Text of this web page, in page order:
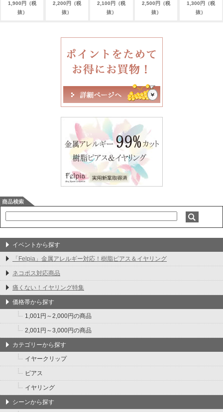
1,900円（税
抜）
2,200円（税
抜）
2,100円（税
抜）
2,500円（税
抜）
1,300円（税
抜）
イベントから探す
「Felpia」金属アレルギー対応！樹脂ピアス＆イヤリング
ネコポス対応商品
痛くない！イヤリング特集
価格帯から探す
1,001円～2,000円の商品
2,001円～3,000円の商品
カテゴリーから探す
イヤークリップ
ピアス
イヤリング
シーンから探す